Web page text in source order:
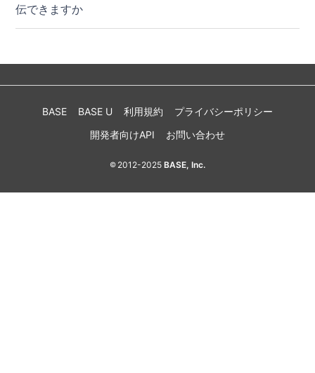
伝できますか
BASE BASE U 利用規約
プライバシーポリシー
開発者向けAPI
お問い合わせ
© 2012-2025BASE, Inc.